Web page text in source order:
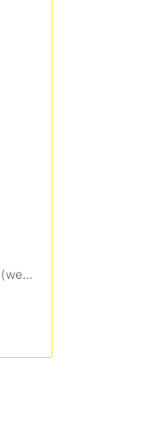
Backrooms. Bez wyjścia (wersja rozszerzona)